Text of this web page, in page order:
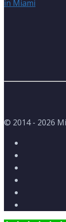
© 2014 - 2026